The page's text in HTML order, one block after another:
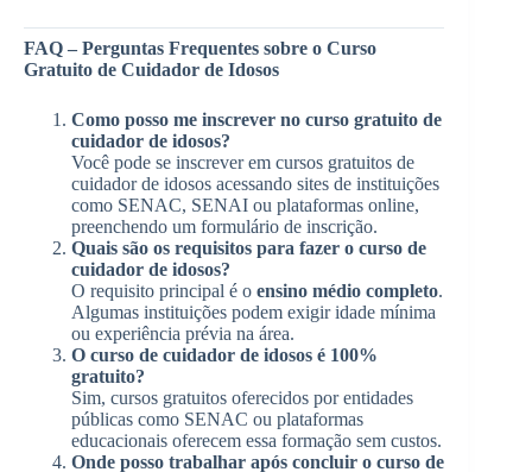
FAQ – Perguntas Frequentes sobre o Curso
Gratuito de Cuidador de Idosos
Como posso me inscrever no curso gratuito de
cuidador de idosos?
Você pode se inscrever em cursos gratuitos de
cuidador de idosos acessando sites de instituições
como SENAC, SENAI ou plataformas online,
preenchendo um formulário de inscrição.
Quais são os requisitos para fazer o curso de
cuidador de idosos?
O requisito principal é o ensino médio completo.
Algumas instituições podem exigir idade mínima
ou experiência prévia na área.
O curso de cuidador de idosos é 100%
gratuito?
Sim, cursos gratuitos oferecidos por entidades
públicas como SENAC ou plataformas
educacionais oferecem essa formação sem custos.
Onde posso trabalhar após concluir o curso de